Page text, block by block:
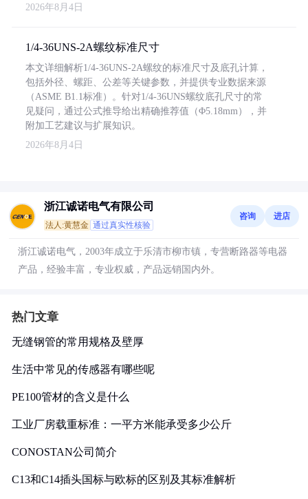
2026年8月4日
1/4-36UNS-2A螺纹标准尺寸
本文详细解析1/4-36UNS-2A螺纹的标准尺寸及底孔计算，
包括外径、螺距、公差等关键参数，并提供专业数据来源
（ASME B1.1标准）。针对1/4-36UNS螺纹底孔尺寸的常
见疑问，通过公式推导给出精确推荐值（Φ5.18mm），并
附加工艺建议与扩展知识。
2026年8月4日
浙江诚诺电气有限公司
法人:黄慧金 通过真实性核验
咨询 进店
浙江诚诺电气，2003年成立于乐清市柳市镇，专营断路器等电器
产品，经验丰富，专业权威，产品远销国内外。
热门文章
无缝钢管的常用规格及壁厚
生活中常见的传感器有哪些呢
PE100管材的含义是什么
工业厂房载重标准：一平方米能承受多少公斤
CONOSTAN公司简介
C13和C14插头国标与欧标的区别及其标准解析